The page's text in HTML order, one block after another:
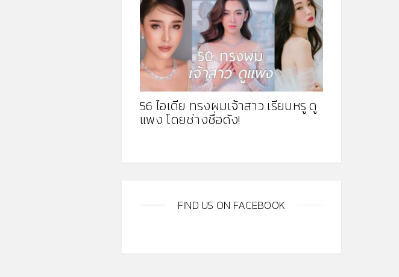
56 ไอเดีย ทรงผมเจ้าสาว เรียบหรู ดู
แพง โดยช่างชื่อดัง!
FIND US ON FACEBOOK